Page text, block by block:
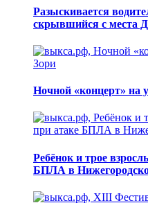
Разыскивается
скрывшийся с места
Ночной «концерт» на
Ребёнок и трое
БПЛА в